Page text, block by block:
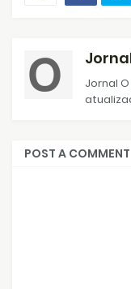
Jornal
POST A COMMENT